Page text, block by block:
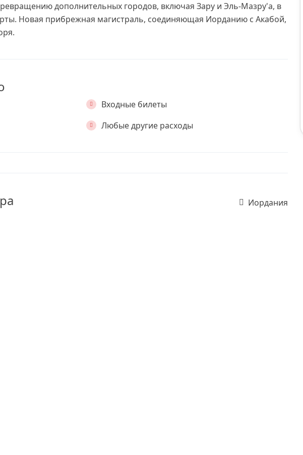
дополнительных городов, включая Зару и Эль-Мазру'a, в
Новая прибрежная магистраль, соединяющая Иорданию с Акабой,
Входные билеты
Любые другие расходы
Иордания